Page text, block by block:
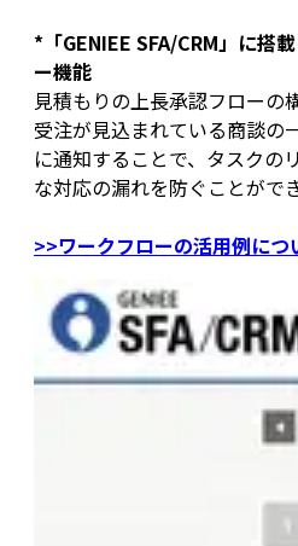
*「GENIEE SFA/CRM」に搭
ー機能
見積もりの上長承認フローの
受注が見込まれている商談の
に通知することで、タスクの
な対応の漏れを防ぐことがで
>>ワークフローの活用例につ